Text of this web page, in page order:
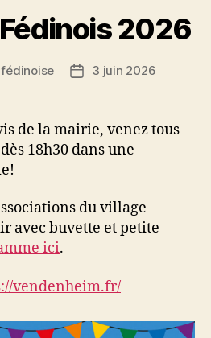
2026
fédinoise
Date3 juin 2026
de la mairie, venez tous
18h30 dans une
du village
avec buvette et petite
ici.
vendenheim.fr/